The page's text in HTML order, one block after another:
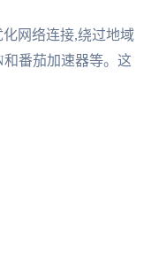
网络连接,绕过地域
番茄加速器等。这